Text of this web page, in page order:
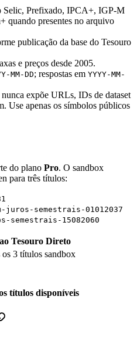
Selic, Prefixado, IPCA+, IGP-M
quando presentes no arquivo
publicação da base do Tesouro
e preços desde 2005.
MM-DD; respostas em YYYY-MM-
nunca expõe URLs, IDs de dataset
Use apenas os símbolos públicos
do plano Pro. O sandbox
para três títulos:
juros-semestrais-01012037
semestrais-15082060
Tesouro Direto
os 3 títulos sandbox
títulos disponíveis